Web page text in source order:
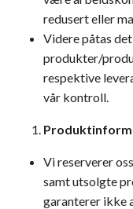
redusert eller
Videre påtas
produkter/
respektive
vår kontroll.
Vi reserverer
samt utsolgte
garanterer ikke